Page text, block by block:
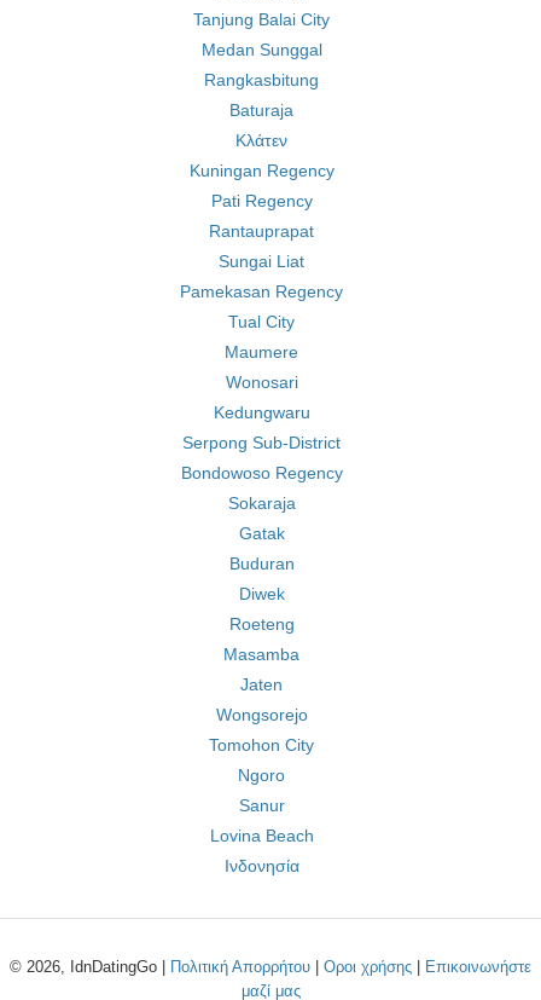
Tanjung Balai City
Medan Sunggal
Rangkasbitung
Baturaja
Κλάτεν
Kuningan Regency
Pati Regency
Rantauprapat
Sungai Liat
Pamekasan Regency
Tual City
Maumere
Wonosari
Kedungwaru
Serpong Sub-District
Bondowoso Regency
Sokaraja
Gatak
Buduran
Diwek
Roeteng
Masamba
Jaten
Wongsorejo
Tomohon City
Ngoro
Sanur
Lovina Beach
Ινδονησία
© 2026, IdnDatingGo | Πολιτική Απορρήτου Οροι χρήσης
Επικοινωνήστε
μαζί μας